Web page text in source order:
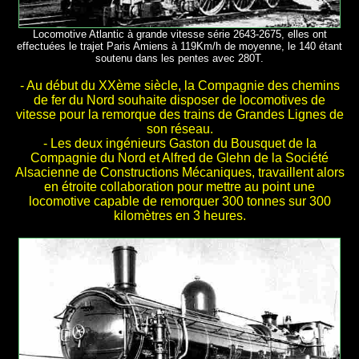
Locomotive Atlantic à grande vitesse série 2643-2675, elles ont
effectuées le trajet Paris Amiens à 119Km/h de moyenne, le 140 étant
soutenu dans les pentes avec 280T.
- Au début du XXème siècle, la Compagnie des chemins
de fer du Nord souhaite disposer de locomotives de
vitesse pour la remorque des trains de Grandes Lignes de
son réseau.
- Les deux ingénieurs Gaston du Bousquet de la
Compagnie du Nord et Alfred de Glehn de la Société
Alsacienne de Constructions Mécaniques, travaillent alors
en étroite collaboration pour mettre au point une
locomotive capable de remorquer 300 tonnes sur 300
kilomètres en 3 heures.